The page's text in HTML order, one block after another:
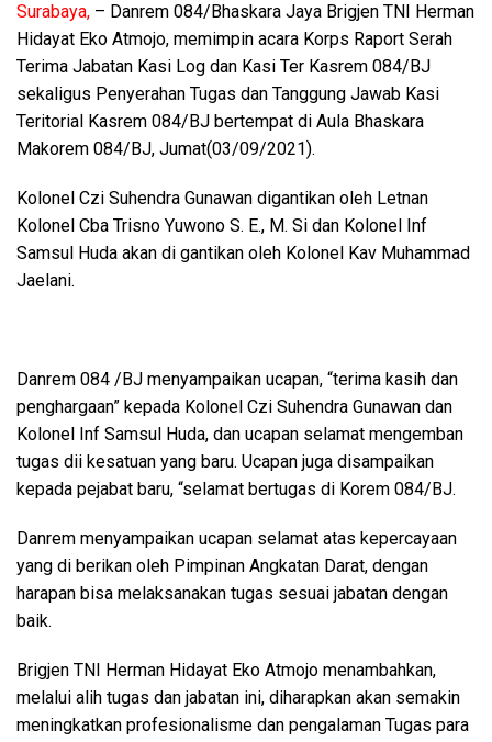
Surabaya, – Danrem 084/Bhaskara Jaya Brigjen TNI Herman
Hidayat Eko Atmojo, memimpin acara Korps Raport Serah
Terima Jabatan Kasi Log dan Kasi Ter Kasrem 084/BJ
sekaligus Penyerahan Tugas dan Tanggung Jawab Kasi
Teritorial Kasrem 084/BJ bertempat di Aula Bhaskara
Makorem 084/BJ, Jumat(03/09/2021).
Kolonel Czi Suhendra Gunawan digantikan oleh Letnan
Kolonel Cba Trisno Yuwono S. E., M. Si dan Kolonel Inf
Samsul Huda akan di gantikan oleh Kolonel Kav Muhammad
Jaelani.
Danrem 084 /BJ menyampaikan ucapan, “terima kasih dan
penghargaan” kepada Kolonel Czi Suhendra Gunawan dan
Kolonel Inf Samsul Huda, dan ucapan selamat mengemban
tugas dii kesatuan yang baru. Ucapan juga disampaikan
kepada pejabat baru, “selamat bertugas di Korem 084/BJ.
Danrem menyampaikan ucapan selamat atas kepercayaan
yang di berikan oleh Pimpinan Angkatan Darat, dengan
harapan bisa melaksanakan tugas sesuai jabatan dengan
baik.
Brigjen TNI Herman Hidayat Eko Atmojo menambahkan,
melalui alih tugas dan jabatan ini, diharapkan akan semakin
meningkatkan profesionalisme dan pengalaman Tugas para